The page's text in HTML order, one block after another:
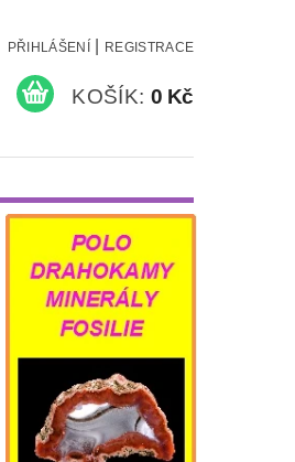
PŘIHLÁŠENÍ REGISTRACE
KOŠÍK: 0 Kč
A VYBAVENÍ